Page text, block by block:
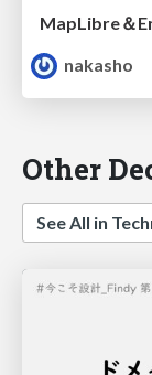
nakasho
Other
See All in